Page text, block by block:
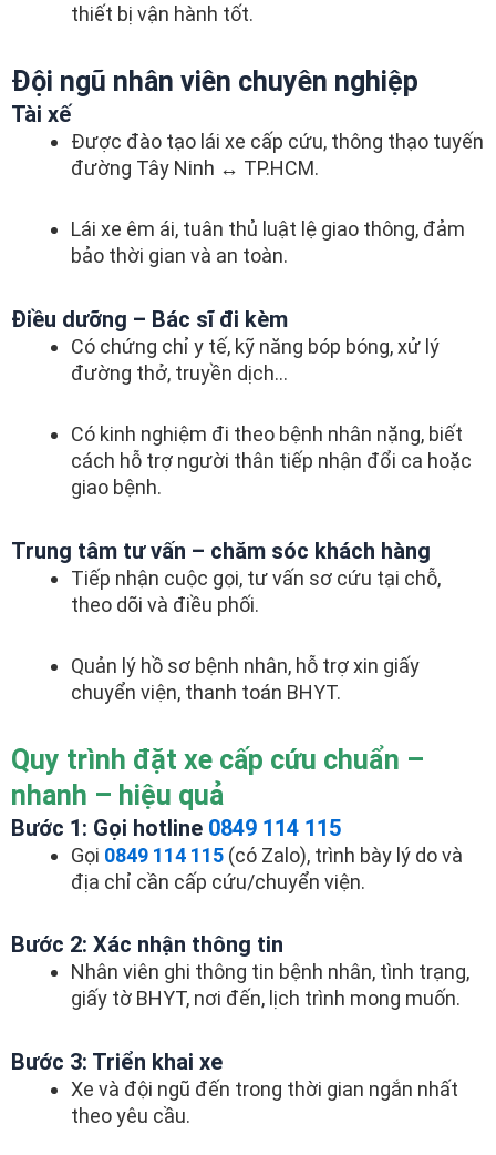
thiết bị vận hành tốt.
Đội ngũ nhân viên chuyên nghiệp
Tài xế
Được đào tạo lái xe cấp cứu, thông thạo tuyến
đường Tây Ninh ↔ TP.HCM.
Lái xe êm ái, tuân thủ luật lệ giao thông, đảm
bảo thời gian và an toàn.
Điều dưỡng – Bác sĩ đi kèm
Có chứng chỉ y tế, kỹ năng bóp bóng, xử lý
đường thở, truyền dịch…
Có kinh nghiệm đi theo bệnh nhân nặng, biết
cách hỗ trợ người thân tiếp nhận đổi ca hoặc
giao bệnh.
Trung tâm tư vấn – chăm sóc khách hàng
Tiếp nhận cuộc gọi, tư vấn sơ cứu tại chỗ,
theo dõi và điều phối.
Quản lý hồ sơ bệnh nhân, hỗ trợ xin giấy
chuyển viện, thanh toán BHYT.
Quy trình đặt xe cấp cứu chuẩn –
nhanh – hiệu quả
Bước 1: Gọi hotline 0849 114 115
Gọi 0849 114 115 (có Zalo), trình bày lý do và
địa chỉ cần cấp cứu/chuyển viện.
Bước 2: Xác nhận thông tin
Nhân viên ghi thông tin bệnh nhân, tình trạng,
giấy tờ BHYT, nơi đến, lịch trình mong muốn.
Bước 3: Triển khai xe
Xe và đội ngũ đến trong thời gian ngắn nhất
theo yêu cầu.